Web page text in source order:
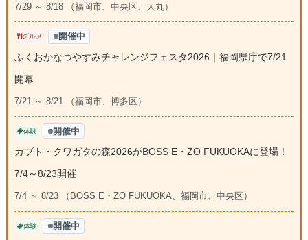
7/29 ～ 8/18 （福岡市、中央区、大丸）
グルメ 開催中
ふくおかなつやすみチャレンジフェスタ2026｜福岡県庁で7/21
開幕
7/21 ～ 8/21 （福岡市、博多区）
体験 開催中
カブト・クワガタの森2026がBOSS E・ZO FUKUOKAに登場！
7/4～8/23開催
7/4 ～ 8/23 （BOSS E・ZO FUKUOKA、福岡市、中央区）
体験 開催中